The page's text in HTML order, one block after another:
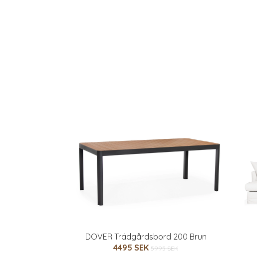
DOVER Trädgårdsbord 200 Brun
4495 SEK 5995 SEK